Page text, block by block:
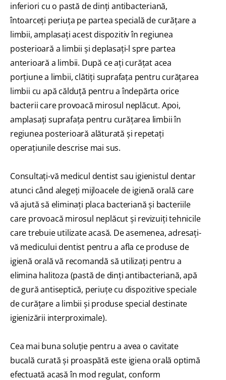
inferiori cu o pastă de dinți antibacteriană,
întoarceți periuța pe partea specială de curățare a
limbii, amplasați acest dispozitiv în regiunea
posterioară a limbii și deplasați-l spre partea
anterioară a limbii. După ce ați curățat acea
porțiune a limbii, clătiți suprafața pentru curățarea
limbii cu apă călduță pentru a îndepărta orice
bacterii care provoacă mirosul neplăcut. Apoi,
amplasați suprafața pentru curățarea limbii în
regiunea posterioară alăturată și repetați
operațiunile descrise mai sus.
Consultați-vă medicul dentist sau igienistul dentar
atunci când alegeți mijloacele de igienă orală care
vă ajută să eliminați placa bacteriană și bacteriile
care provoacă mirosul neplăcut și revizuiți tehnicile
care trebuie utilizate acasă. De asemenea, adresați-
vă medicului dentist pentru a afla ce produse de
igienă orală vă recomandă să utilizați pentru a
elimina halitoza (pastă de dinți antibacteriană, apă
de gură antiseptică, periuțe cu dispozitive speciale
de curățare a limbii și produse special destinate
igienizării interproximale).
Cea mai buna soluție pentru a avea o cavitate
bucală curată și proaspătă este igiena orală optimă
efectuată acasă în mod regulat, conform